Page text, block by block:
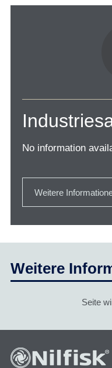
No information
Weitere
Weitere
Seite